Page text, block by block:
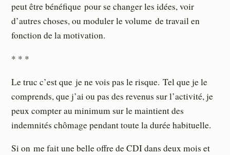
peut être bénéfique pour se changer les idées, voir
d’autres choses, ou moduler le volume de travail en
fonction de la motivation.
* * *
Le truc c’est que je ne vois pas le risque. Tel que je le
comprends, que j’ai ou pas des revenus sur l’activité, je
peux compter au minimum sur le maintient des
indemnités chômage pendant toute la durée habituelle.
Si on me fait une belle offre de CDI dans deux mois et